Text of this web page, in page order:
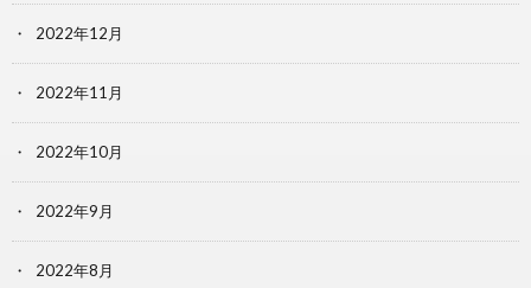
2022年12月
2022年11月
2022年10月
2022年9月
2022年8月